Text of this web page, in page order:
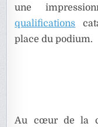
une
qualifications
place du podium.
Au cœur de la